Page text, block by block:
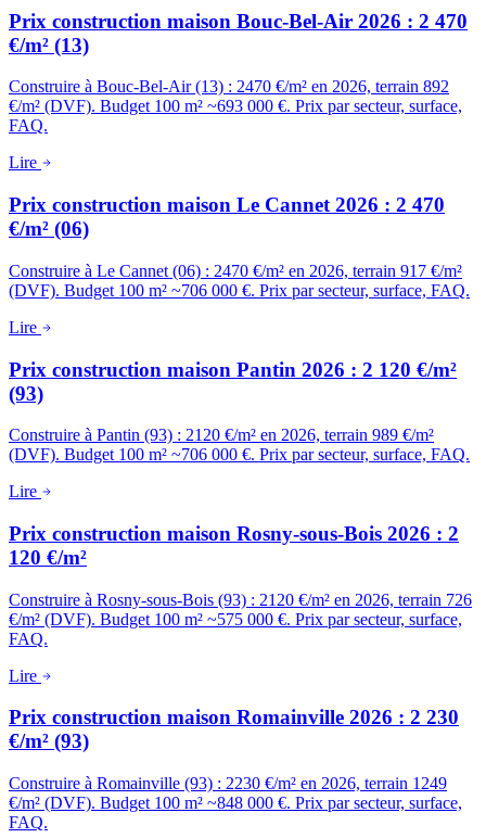
Prix construction maison Bouc-Bel-Air 2026 : 2 470
€/m² (13)
Construire à Bouc-Bel-Air (13) : 2470 €/m² en 2026, terrain 892
€/m² (DVF). Budget 100 m² ~693 000 €. Prix par secteur, surface,
FAQ.
Lire
Prix construction maison Le Cannet 2026 : 2 470
€/m² (06)
Construire à Le Cannet (06) : 2470 €/m² en 2026, terrain 917 €/m²
(DVF). Budget 100 m² ~706 000 €. Prix par secteur, surface, FAQ.
Lire
Prix construction maison Pantin 2026 : 2 120 €/m²
(93)
Construire à Pantin (93) : 2120 €/m² en 2026, terrain 989 €/m²
(DVF). Budget 100 m² ~706 000 €. Prix par secteur, surface, FAQ.
Lire
Prix construction maison Rosny-sous-Bois 2026 : 2
120 €/m²
Construire à Rosny-sous-Bois (93) : 2120 €/m² en 2026, terrain 726
€/m² (DVF). Budget 100 m² ~575 000 €. Prix par secteur, surface,
FAQ.
Lire
Prix construction maison Romainville 2026 : 2 230
€/m² (93)
Construire à Romainville (93) : 2230 €/m² en 2026, terrain 1249
€/m² (DVF). Budget 100 m² ~848 000 €. Prix par secteur, surface,
FAQ.